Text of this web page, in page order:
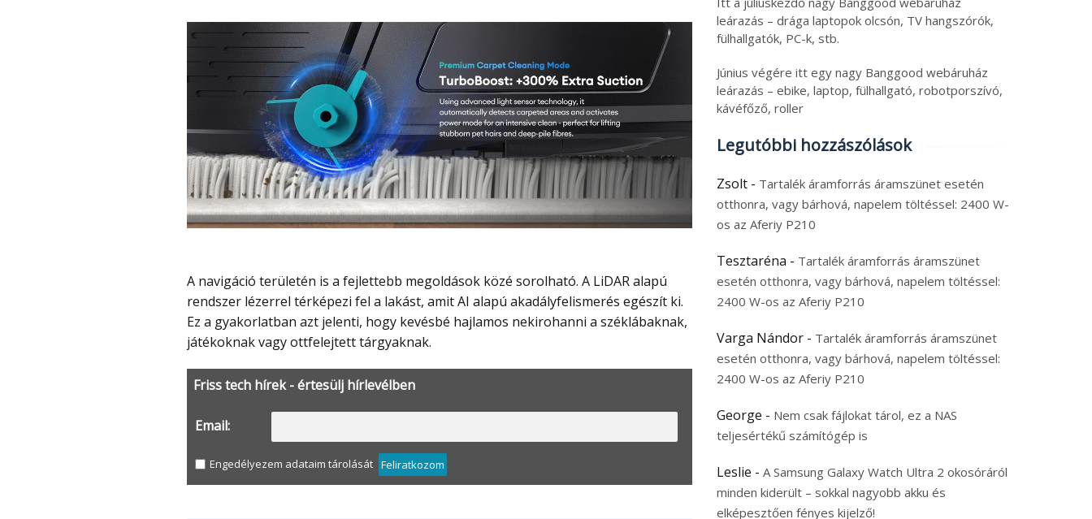
A navigáció területén is a fejlettebb megoldások közé sorolható. A LiDAR alapú
rendszer lézerrel térképezi fel a lakást, amit AI alapú akadályfelismerés egészít ki.
Ez a gyakorlatban azt jelenti, hogy kevésbé hajlamos nekirohanni a széklábaknak,
játékoknak vagy ottfelejtett tárgyaknak.
Friss tech hírek - értesülj hírlevélben
Email:
Engedélyezem adataim tárolását Feliratkozom
leárazás – drága laptopok olcsón, TV hangszórók,
fülhallgatók, PC-k, stb.
Június végére itt egy nagy Banggood webáruház
leárazás – ebike, laptop, fülhallgató, robotporszívó,
kávéfőző, roller
Legutóbbi hozzászólások
Zsolt - Tartalék áramforrás áramszünet esetén
otthonra, vagy bárhová, napelem töltéssel: 2400 W-
os az Aferiy P210
Tesztaréna - Tartalék áramforrás áramszünet
esetén otthonra, vagy bárhová, napelem töltéssel:
2400 W-os az Aferiy P210
Varga Nándor - Tartalék áramforrás áramszünet
esetén otthonra, vagy bárhová, napelem töltéssel:
2400 W-os az Aferiy P210
George - Nem csak fájlokat tárol, ez a NAS
teljesértékű számítógép is
Leslie - A Samsung Galaxy Watch Ultra 2 okosóráról
minden kiderült – sokkal nagyobb akku és
elképesztően fényes kijelző!